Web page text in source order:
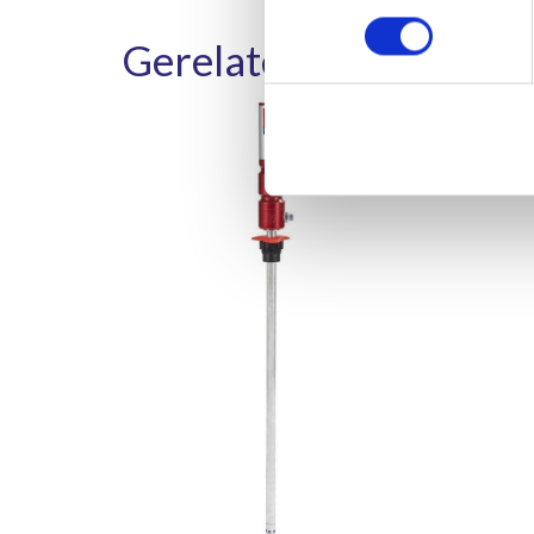
Gerelateerde